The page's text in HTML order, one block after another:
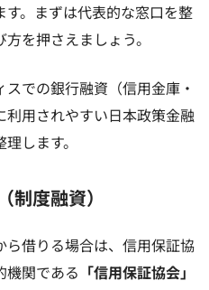
。まずは代表的な窓口を整
を押さえましょう。
での銀行融資（信用金庫・
用されやすい日本政策金融
します。
制度融資）
借りる場合は、信用保証協
機関である 「信用保証協会」